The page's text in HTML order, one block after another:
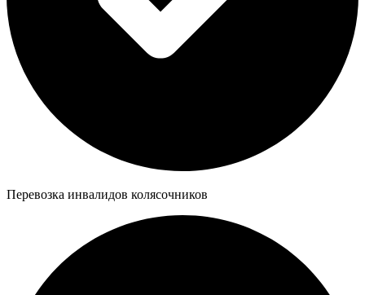
Перевозка инвалидов колясочников